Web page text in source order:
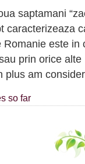
saptamani
caracterizeaza
Romanie este
prin orice
plus am
so far